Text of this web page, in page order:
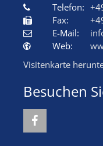
Telefon:
Fax:
E-Mail:
Web:
Visitenkarte
Besuchen